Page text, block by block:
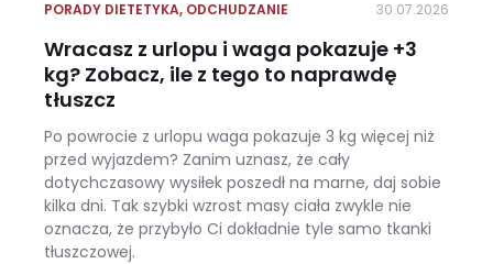
PORADY DIETETYKA, ODCHUDZANIE 30.07.2026
Wracasz z urlopu i waga pokazuje +3
kg? Zobacz, ile z tego to naprawdę
tłuszcz
Po powrocie z urlopu waga pokazuje 3 kg więcej niż
przed wyjazdem? Zanim uznasz, że cały
dotychczasowy wysiłek poszedł na marne, daj sobie
kilka dni. Tak szybki wzrost masy ciała zwykle nie
oznacza, że przybyło Ci dokładnie tyle samo tkanki
tłuszczowej.